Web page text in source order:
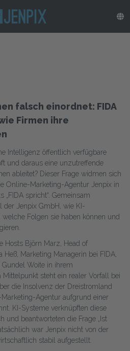
falsch einordnet: FIDA
Firmen ihre
Intelligenz öffentlich verfügbare
und daraus eine unzutreffende
ableitet? Dieser Frage widmen sich
Online-Marketing-Agentur Jenpix in
„FIDA spricht“. Gemeinsam
der Jenpix GmbH, wie KI-
Folgen sie haben können und
Hosts Björn Marz, Head of
Marketing Managerin bei FIDA,
Woite in ihrem
Mittelpunkt steht ein realer Vorfall bei
die Insolvenz der Dreistromland
Agentur aufgrund einer
KI-Systeme verknüpften diese
und beantworteten die Frage „Ist
war Jenpix nicht von der
stabil aufgestellt.